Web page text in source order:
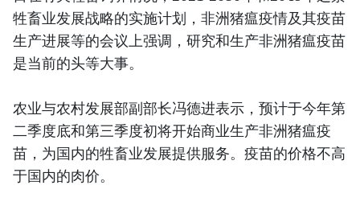
牲畜业发展战略的实施计划，非洲猪瘟疫情及其疫苗
生产进展等的会议上强调，研究和生产非洲猪瘟疫苗
是当前的头等大事。
农业与农村发展部副部长冯德进表示，预计于今年第
二季度底和第三季度初将开始商业生产非洲猪瘟疫
苗，为国内的牲畜业发展提供服务。疫苗的价格不高
于国内的肉价。